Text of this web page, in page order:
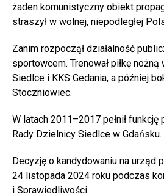
żaden komunistyczny obiekt
straszył w wolnej, niepodległej
Zanim rozpoczął działalność
sportowcem. Trenował piłkę nożną
Siedlce i KKS Gedania, a później
Stoczniowiec.
W latach 2011–2017 pełnił
Rady Dzielnicy Siedlce w Gdańsku.
Decyzję o kandydowaniu na urząd
24 listopada 2024 roku podczas
i Sprawiedliwości.